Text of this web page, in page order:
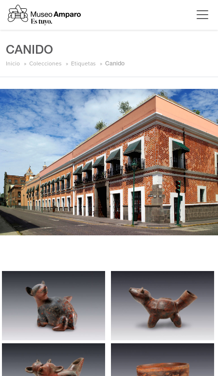
CANIDO
Inicio Colecciones Etiquetas Canido